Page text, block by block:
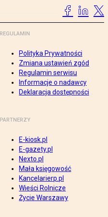
REGULAMIN
Polityka Prywatności
Zmiana ustawień zgód
Regulamin serwisu
Informacje o nadawcy
Deklaracja dostępności
PARTNERZY
E-kiosk.pl
E-gazety.pl
Nexto.pl
Mała księgowość
Kancelarierp.pl
Wieści Rolnicze
Życie Warszawy